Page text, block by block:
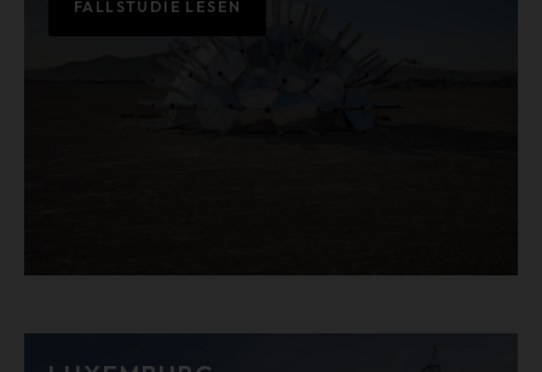
FALLSTUDIE LESEN